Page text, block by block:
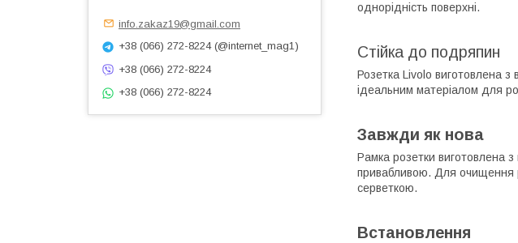
однорідність поверхні.
Стійка до подряпин
Розетка Livolo виготовлена
ідеальним матеріалом для
Завжди як нова
Рамка розетки виготовлена
привабливою. Для очищення
серветкою.
Встановлення
info.zakaz19@gmail.com
+38 (066) 272-8224 (@internet_mag1)
+38 (066) 272-8224
+38 (066) 272-8224